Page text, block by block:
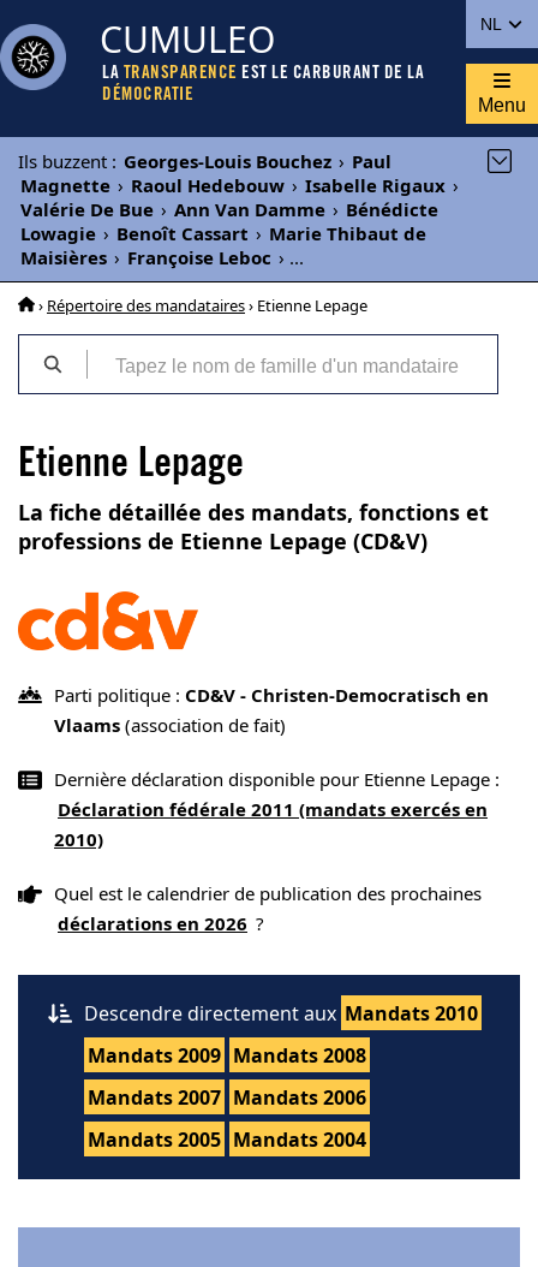
NL
CUMULEO
LA TRANSPARENCE EST LE CARBURANT DE LA
DÉMOCRATIE
Menu
Ils buzzent : Georges-Louis Bouchez › Paul
Magnette › Raoul Hedebouw › Isabelle Rigaux ›
Valérie De Bue › Ann Van Damme › Bénédicte
Lowagie › Benoît Cassart › Marie Thibaut de
Maisières › Françoise Leboc › ...
› Répertoire des mandataires› Etienne Lepage
Etienne Lepage
La fiche détaillée des mandats, fonctions et
professions de Etienne Lepage (CD&V)
Parti politique : CD&V - Christen-Democratisch en
Vlaams (association de fait)
Dernière déclaration disponible pour Etienne Lepage :
Déclaration fédérale 2011 (mandats exercés en
2010)
Quel est le calendrier de publication des prochaines
déclarations en 2026 ?
Descendre directement aux Mandats 2010
Mandats 2009 Mandats 2008
Mandats 2007 Mandats 2006
Mandats 2005 Mandats 2004